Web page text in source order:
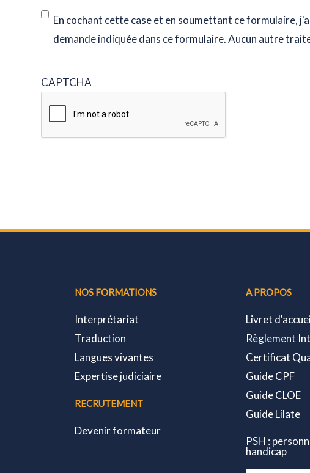
En cochant cette case et en soumettant ce formulaire,
demande indiquée dans ce formulaire. Aucun autre
CAPTCHA
NOS FORMATIONS
Interprétariat
Traduction
Langues vivantes
Expertise judiciaire
RECRUTEMENT
Devenir formateur
A PROPOS
Livret
Règlement
Certificat
Guide CPF
Guide CLOE
Guide Lilate
PSH : p
handicap